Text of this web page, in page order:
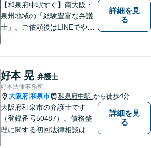
【和泉府中駅すぐ】南大阪・
泉州地域の「経験豊富な弁護
士」。ご依頼後はLINEでやり
制。グループ会社に税理士法
人・社労士事務所・不動産会
社があり問題を丸ごと解決！
詳細を見
る
好本 晃 弁護士
好本法律事務所
大阪府 和泉市 和泉府中駅 から徒歩4分
大阪府和泉市の弁護士です
（登録番号50487）。債務整
理に関する初回法律相談は無
詳細を見
る